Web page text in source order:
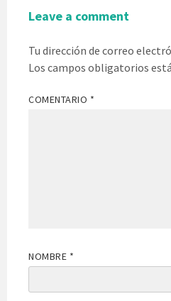
Leave a comment
Tu dirección de correo
Los campos obligatorios
COMENTARIO *
NOMBRE *